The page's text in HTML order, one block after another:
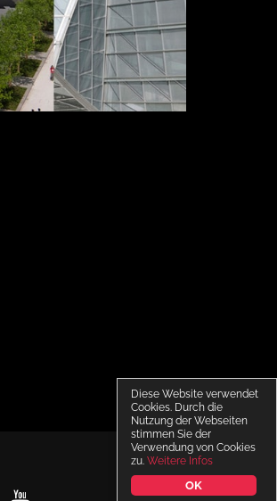
Diese Website verwendet
Cookies. Durch die
Nutzung der Webseiten
stimmen Sie der
Verwendung von Cookies
zu. Weitere Infos
OK